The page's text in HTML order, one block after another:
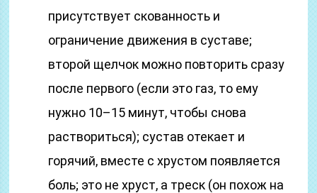
присутствует скованность и
ограничение движения в суставе;
второй щелчок можно повторить сразу
после первого (если это газ, то ему
нужно 10–15 минут, чтобы снова
раствориться); сустав отекает и
горячий, вместе с хрустом появляется
боль; это не хруст, а треск (он похож на